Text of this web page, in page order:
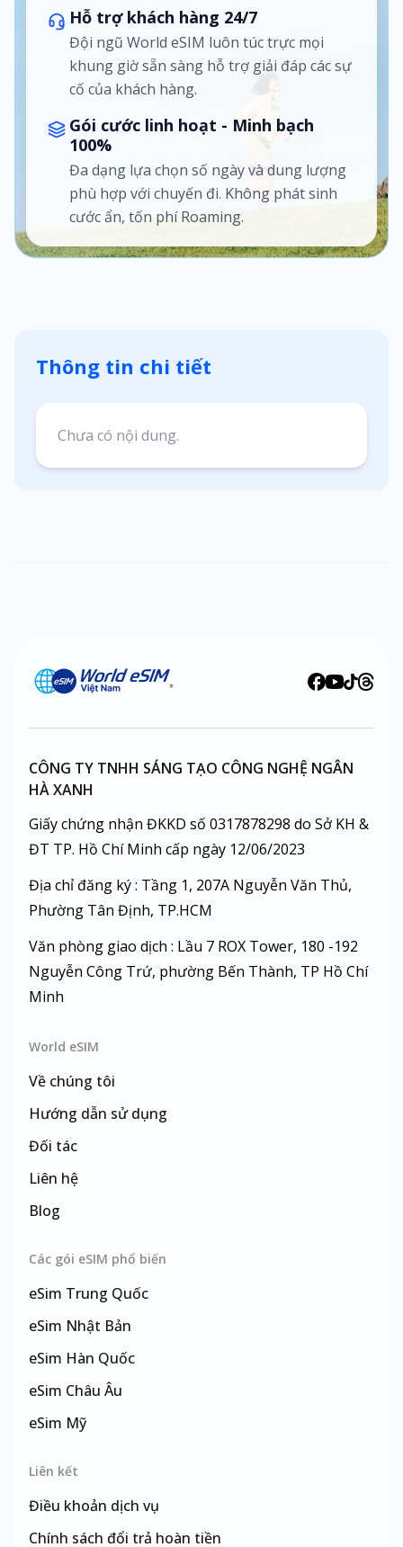
Hỗ trợ khách hàng 24/7
Đội ngũ World eSIM luôn túc trực mọi
khung giờ sẵn sàng hỗ trợ giải đáp các sự
cố của khách hàng.
Gói cước linh hoạt - Minh bạch
100%
Đa dạng lựa chọn số ngày và dung lượng
phù hợp với chuyến đi. Không phát sinh
cước ẩn, tốn phí Roaming.
Thông tin chi tiết
Chưa có nội dung.
CÔNG TY TNHH SÁNG TẠO CÔNG NGHỆ NGÂN
HÀ XANH
Giấy chứng nhận ĐKKD số 0317878298 do Sở KH &
ĐT TP. Hồ Chí Minh cấp ngày 12/06/2023
Địa chỉ đăng ký : Tầng 1, 207A Nguyễn Văn Thủ,
Phường Tân Định, TP.HCM
Văn phòng giao dịch : Lầu 7 ROX Tower, 180 -192
Nguyễn Công Trứ, phường Bến Thành, TP Hồ Chí
Minh
World eSIM
Về chúng tôi
Hướng dẫn sử dụng
Đối tác
Liên hệ
Blog
Các gói eSIM phổ biến
eSim Trung Quốc
eSim Nhật Bản
eSim Hàn Quốc
eSim Châu Âu
eSim Mỹ
Liên kết
Điều khoản dịch vụ
Chính sách đổi trả hoàn tiền